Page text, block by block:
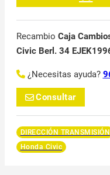
Recambio Caja
Civic Berl. 34
¿Necesitas ayuda?
Consultar
DIRECCIÓN TRANSMISIÓN
Honda Civic